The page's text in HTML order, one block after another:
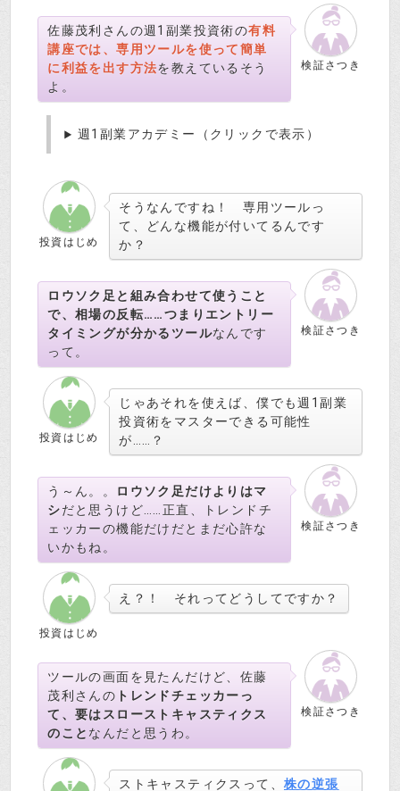
検証さつき
佐藤茂利さんの週1副業投資術の有料
講座では、専用ツールを使って簡単
に利益を出す方法を教えているそう
よ。
週1副業アカデミー（クリックで表示）
投資はじめ
そうなんですね！ 専用ツールっ
て、どんな機能が付いてるんです
か？
検証さつき
ロウソク足と組み合わせて使うこと
で、相場の反転……つまりエントリー
タイミングが分かるツールなんです
って。
投資はじめ
じゃあそれを使えば、僕でも週1副業
投資術をマスターできる可能性
が……？
検証さつき
う～ん。。
ロウソク足だけよりはマ
シだと思うけど……正直、トレンドチ
ェッカーの機能だけだとまだ心許な
いかもね。
投資はじめ
え？！ それってどうしてですか？
検証さつき
ツールの画面を見たんだけど、佐藤
茂利さんの トレンドチェッカーっ
て、要はスローストキャスティクス
のこと なんだと思うわ。
ストキャスティクスって、株の逆張